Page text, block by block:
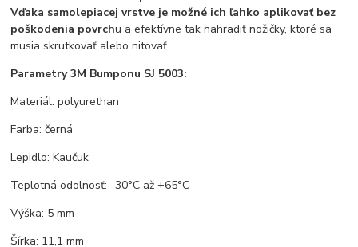
Vďaka samolepiacej vrstve je možné ich ľahko aplikovať bez
poškodenia povrchu a efektívne tak nahradiť nožičky, ktoré sa
musia skrutkovať alebo nitovať.
Parametry 3M Bumponu SJ 5003:
Materiál: polyurethan
Farba: černá
Lepidlo: Kaučuk
Teplotná odolnosť: -30°C až +65°C
Výška: 5 mm
Šírka: 11,1 mm